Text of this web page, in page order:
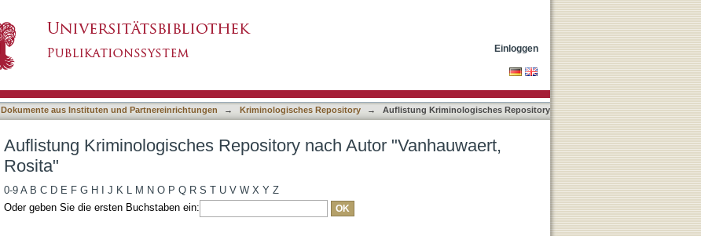
Einloggen
Dokumente aus Instituten und Partnereinrichtungen → Kriminologisches Repository →
Auflistung Kriminologisches Repository
Auflistung Kriminologisches Repository nach Autor "Vanhauwaert,
Rosita"
0-9 A B C D E F G H J K L M N O P Q R S T U V W X Y Z
Oder geben Sie die ersten Buchstaben ein: